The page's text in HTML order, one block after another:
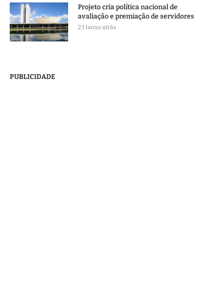
Projeto cria política nacional de
avaliação e premiação de servidores
23 horas atrás
PUBLICIDADE